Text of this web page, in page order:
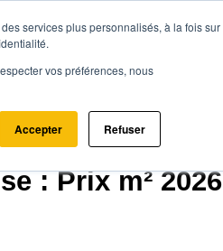
services plus personnalisés, à la fois sur
vos préférences, nous
Accepter Refuser
: Prix m² 2026